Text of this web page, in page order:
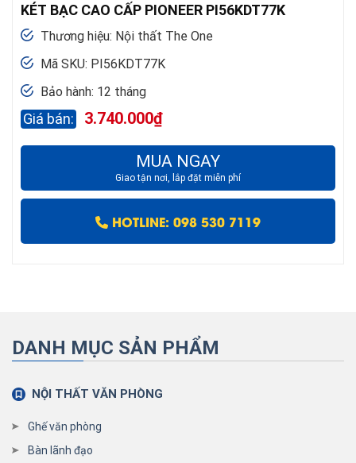
KÉT BẠC CAO CẤP PIONEER PI56KDT77K
Thương hiệu: Nội thất The One
Mã SKU: PI56KDT77K
Bảo hành: 12 tháng
3.740.000₫
MUA NGAY
Giao tận nơi, lắp đặt miễn phí
HOTLINE: 098 530 7119
DANH MỤC SẢN PHẨM
NỘI THẤT VĂN PHÒNG
Ghế văn phòng
Bàn lãnh đạo